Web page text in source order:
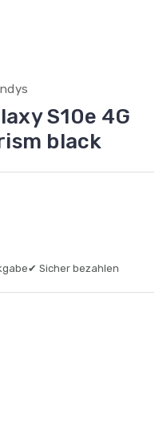
S10e 4G
black
✔ Sicher bezahlen